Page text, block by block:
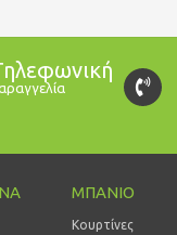
ΜΠΑΝΙΟ
Κουρτίνες